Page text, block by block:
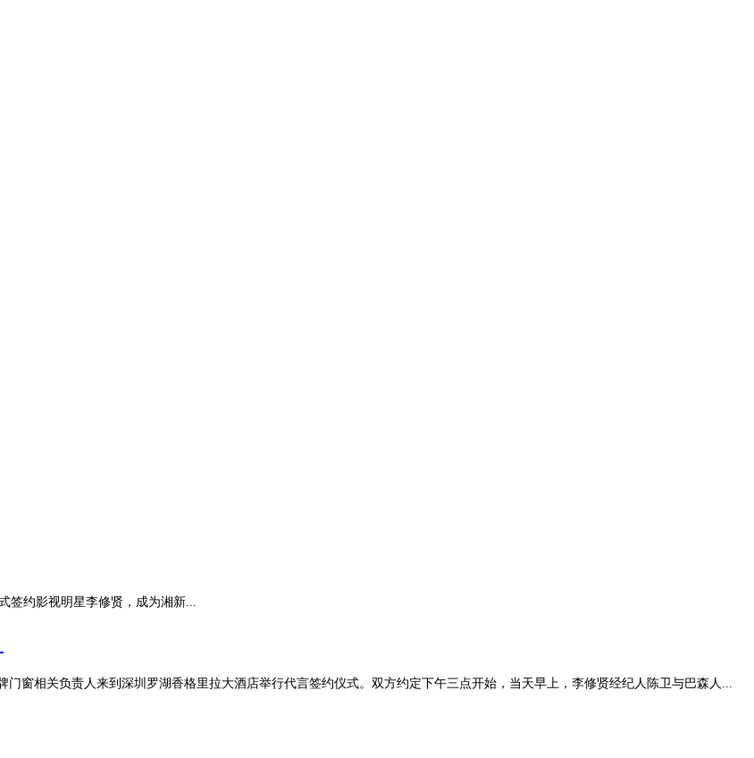
约影视明星李修贤，成为湘新...
窗相关负责人来到深圳罗湖香格里拉大酒店举行代言签约仪式。双方约定下午三点开始，当天早上，李修贤经纪人陈卫与巴森人...